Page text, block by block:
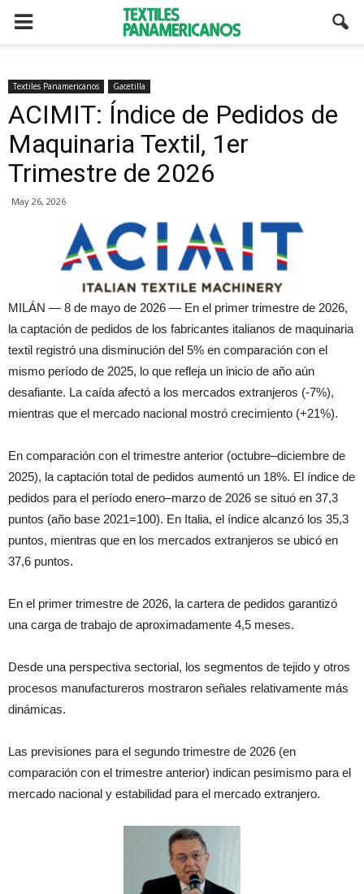
Textiles Panamericanos Gacetilla
ACIMIT: Índice de Pedidos de
Maquinaria Textil, 1er
Trimestre de 2026
May 26, 2026
MILÁN — 8 de mayo de 2026 — En el primer trimestre de 2026,
la captación de pedidos de los fabricantes italianos de maquinaria
textil registró una disminución del 5% en comparación con el
mismo período de 2025, lo que refleja un inicio de año aún
desafiante. La caída afectó a los mercados extranjeros (-7%),
mientras que el mercado nacional mostró crecimiento (+21%).
En comparación con el trimestre anterior (octubre–diciembre de
2025), la captación total de pedidos aumentó un 18%. El índice de
pedidos para el período enero–marzo de 2026 se situó en 37,3
puntos (año base 2021=100). En Italia, el índice alcanzó los 35,3
puntos, mientras que en los mercados extranjeros se ubicó en
37,6 puntos.
En el primer trimestre de 2026, la cartera de pedidos garantizó
una carga de trabajo de aproximadamente 4,5 meses.
Desde una perspectiva sectorial, los segmentos de tejido y otros
procesos manufactureros mostraron señales relativamente más
dinámicas.
Las previsiones para el segundo trimestre de 2026 (en
comparación con el trimestre anterior) indican pesimismo para el
mercado nacional y estabilidad para el mercado extranjero.